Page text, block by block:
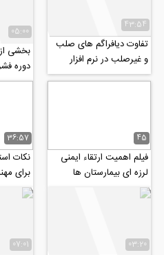
43:54
تفاوت دیافراگم های صلب
و غیرصلب در نرم افزار
ETABS
05:00
بخشی
دوره
نظام
45
فیلم اهمیت ارتقاء ایمنی
لرزه ای بیمارستان ها
36:57
نکات
برای
03:20
07:01